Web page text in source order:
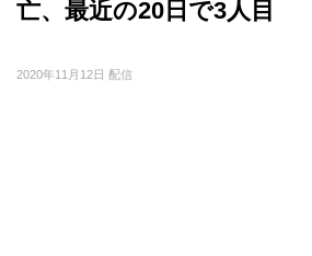
亡、最近の20日で3人目
2020年11月12日 配信